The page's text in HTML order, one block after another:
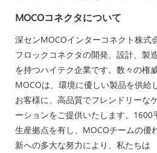
MOCOコネクタについて
深センMOCOインターコネクト株式
フロックコネクタの開発、設計、製
を持つハイテク企業です。数々の権
MOCOは、環境に優しい製品を供給
お客様に、高品質でフレンドリーな
ーションをご提供いたします。1600
生産拠点を有し、MOCOチームの優
新への多大な努力により、私たちは